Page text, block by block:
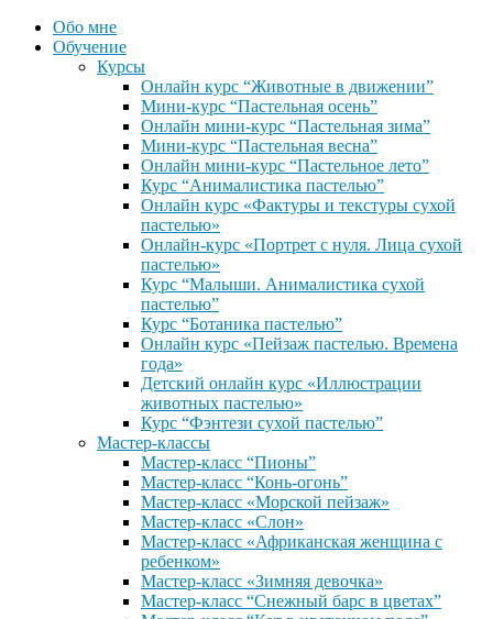
Обо мне
Обучение
Курсы
Онлайн курс “Животные в движении”
Мини-курс “Пастельная осень”
Онлайн мини-курс “Пастельная зима”
Мини-курс “Пастельная весна”
Онлайн мини-курс “Пастельное лето”
Курс “Анималистика пастелью”
Онлайн курс «Фактуры и текстуры сухой
пастелью»
Онлайн-курс «Портрет с нуля. Лица сухой
пастелью»
Курс “Малыши. Анималистика сухой
пастелью”
Курс “Ботаника пастелью”
Онлайн курс «Пейзаж пастелью. Времена
года»
Детский онлайн курс «Иллюстрации
животных пастелью»
Курс “Фэнтези сухой пастелью”
Мастер-классы
Мастер-класс “Пионы”
Мастер-класс “Конь-огонь”
Мастер-класс «Морской пейзаж»
Мастер-класс «Слон»
Мастер-класс «Африканская женщина с
ребенком»
Мастер-класс «Зимняя девочка»
Мастер-класс “Снежный барс в цветах”